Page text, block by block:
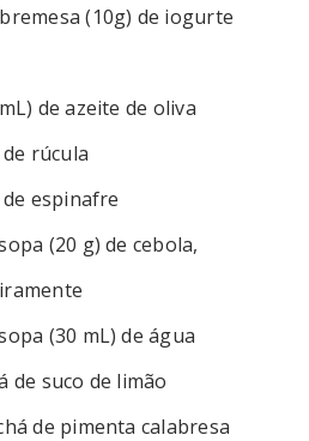
(10g) de iogurte
de azeite de oliva
rúcula
de espinafre
(20 g) de cebola,
(30 mL) de água
de suco de limão
de pimenta calabresa